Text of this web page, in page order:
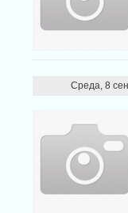
Среда, 8